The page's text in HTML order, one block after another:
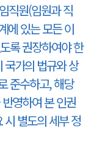
직원(임원과 직
에 있는 모든 이
록 권장하여야 한
국가의 법규와 상
준수하고, 해당
영하여 본 인권
시 별도의 세부 정